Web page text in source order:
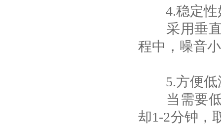
4.稳定性
采用垂直
程中，噪音
5.方便低
当需要低
却1-2分钟，